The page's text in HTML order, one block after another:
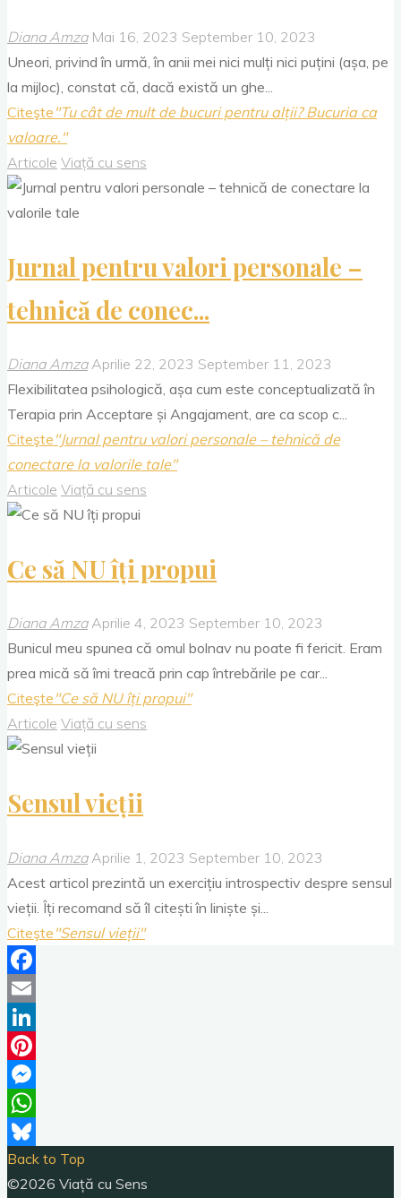
Diana Amza Mai 16, 2023 September 10, 2023
Uneori, privind în urmă, în anii mei nici mulți nici puțini (așa, pe
la mijloc), constat că, dacă există un ghe...
Citeşte "Tu cât de mult de bucuri pentru alții? Bucuria ca
valoare."
Articole Viață cu sens
Jurnal pentru valori personale –
tehnică de conec...
Diana Amza Aprilie 22, 2023 September 11, 2023
Flexibilitatea psihologică, așa cum este conceptualizată în
Terapia prin Acceptare și Angajament, are ca scop c...
Citeşte "Jurnal pentru valori personale – tehnică de
conectare la valorile tale"
Articole Viață cu sens
Ce să NU îți propui
Diana Amza Aprilie 4, 2023 September 10, 2023
Bunicul meu spunea că omul bolnav nu poate fi fericit. Eram
prea mică să îmi treacă prin cap întrebările pe car...
Citeşte "Ce să NU îți propui"
Articole Viață cu sens
Sensul vieții
Diana Amza Aprilie 1, 2023 September 10, 2023
Acest articol prezintă un exercițiu introspectiv despre sensul
vieții. Îți recomand să îl citești în liniște și...
Citeşte "Sensul vieții"
Facebook
Email
LinkedIn
Pinterest
Messenger
WhatsApp
Bluesky
Back to Top
©2026 Viață cu Sens